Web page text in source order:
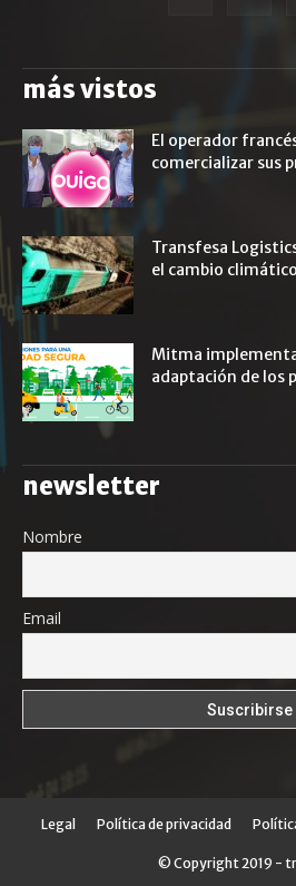
más vistos
El operador
comercializar sus
Transfesa
el cambio climático
Mitma
adaptación de los
newsletter
Nombre
Email
Legal Política de privacidad
© Copyright 2019 -